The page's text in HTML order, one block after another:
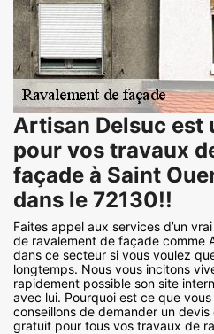
Artisan Delsuc est
pour vos travaux
façade à Saint
dans le 72130!!
Faites appel aux services d’un
de ravalement de façade comme
dans ce secteur si vous voulez
longtemps. Nous vous incitons
rapidement possible son site
avec lui. Pourquoi est ce que
conseillons de demander un devis
gratuit pour tous vos travaux de